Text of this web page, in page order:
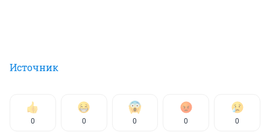
Источник
0 0 0 0 0